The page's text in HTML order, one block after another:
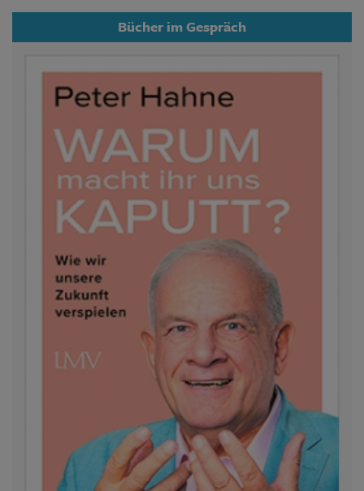
Bücher im Gespräch